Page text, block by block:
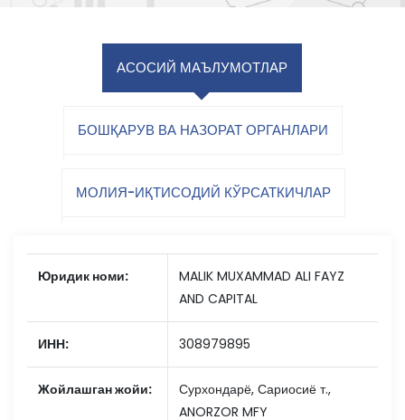
АСОСИЙ МАЪЛУМОТЛАР
БОШҚАРУВ ВА НАЗОРАТ ОРГАНЛАРИ
МОЛИЯ-ИҚТИСОДИЙ КЎРСАТКИЧЛАР
Юридик номи:
MALIK MUXAMMAD ALI FAYZ
AND CAPITAL
ИНН: 308979895
Жойлашган жойи:
Сурхондарё, Сариосиё т.,
ANORZOR MFY